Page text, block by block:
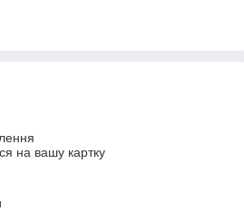
на вашу картку